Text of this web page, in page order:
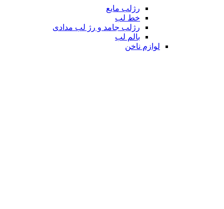
رژلب مایع
خط لب
رژلب جامد و رژ لب مدادی
بالم لب
لوازم ناخن